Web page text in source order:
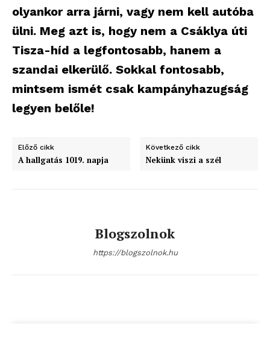
olyankor arra járni, vagy nem kell autóba
ülni. Meg azt is, hogy nem a Csáklya úti
Tisza-híd a legfontosabb, hanem a
szandai elkerülő. Sokkal fontosabb,
mintsem ismét csak kampányhazugság
legyen belőle!
Előző cikk
A hallgatás 1019. napja
Következő cikk
Nekünk viszi a szél
Blogszolnok
https://blogszolnok.hu